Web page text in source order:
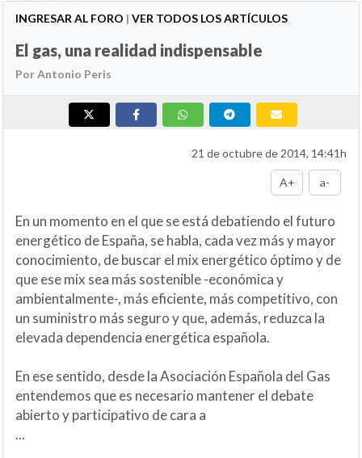
INGRESAR AL FORO | VER TODOS LOS ARTÍCULOS
El gas, una realidad indispensable
Por Antonio Peris
21 de octubre de 2014, 14:41h
A+ a-
En un momento en el que se está debatiendo el futuro
energético de España, se habla, cada vez más y mayor
conocimiento, de buscar el mix energético óptimo y de
que ese mix sea más sostenible -económica y
ambientalmente-, más eficiente, más competitivo, con
un suministro más seguro y que, además, reduzca la
elevada dependencia energética española.
En ese sentido, desde la Asociación Española del Gas
entendemos que es necesario mantener el debate
abierto y participativo de cara a
...